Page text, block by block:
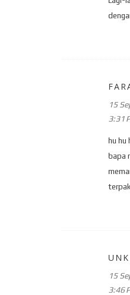
15
3:31
hu hu
bapa
15
3:46